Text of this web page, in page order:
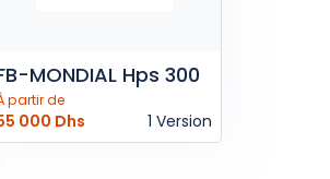
MONDIAL Hps 300
partir de
000 Dhs 1 Version